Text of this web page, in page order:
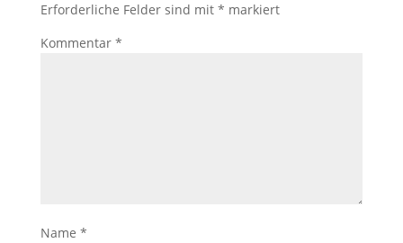
Erforderliche Felder sind mit * markiert
Kommentar *
Name *